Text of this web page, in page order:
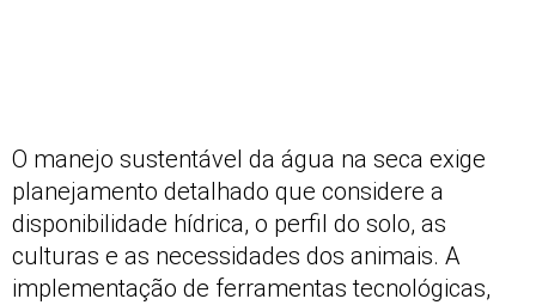
O manejo sustentável da água na seca exige
planejamento detalhado que considere a
disponibilidade hídrica, o perfil do solo, as
culturas e as necessidades dos animais. A
implementação de ferramentas tecnológicas,